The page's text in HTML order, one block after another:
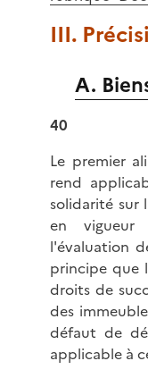
III.
A.
40
Le premier
rend
solidarité sur
en vigueur
l'évaluation
principe que
droits de
des
défaut de
applicable à